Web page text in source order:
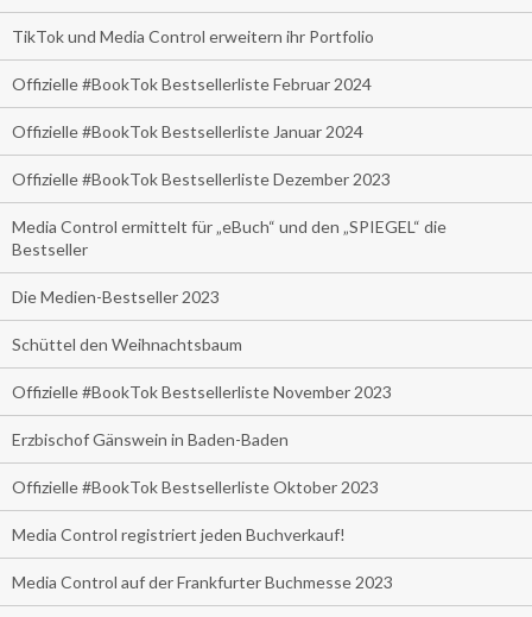
TikTok und Media Control erweitern ihr Portfolio
Offizielle #BookTok Bestsellerliste Februar 2024
Offizielle #BookTok Bestsellerliste Januar 2024
Offizielle #BookTok Bestsellerliste Dezember 2023
Media Control ermittelt für „eBuch“ und den „SPIEGEL“ die
Bestseller
Die Medien-Bestseller 2023
Schüttel den Weihnachtsbaum
Offizielle #BookTok Bestsellerliste November 2023
Erzbischof Gänswein in Baden-Baden
Offizielle #BookTok Bestsellerliste Oktober 2023
Media Control registriert jeden Buchverkauf!
Media Control auf der Frankfurter Buchmesse 2023